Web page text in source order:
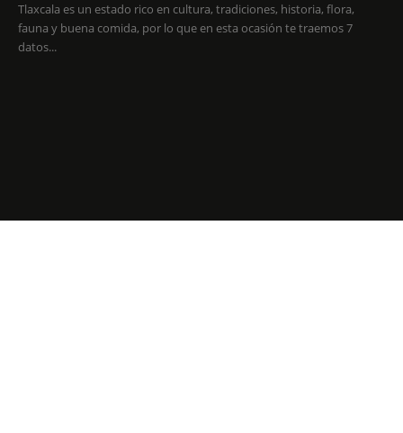
Tlaxcala es un estado rico en cultura, tradiciones, historia, flora,
fauna y buena comida, por lo que en esta ocasión te traemos 7
datos...